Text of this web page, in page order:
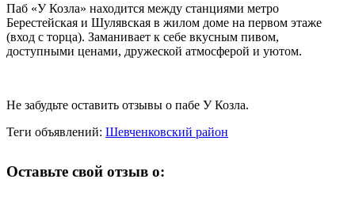
Паб «У Козла» находится между станциями метро
Берестейская и Шулявская в жилом доме на первом этаже
(вход с торца). Заманивает к себе вкусным пивом,
доступными ценами, дружеской атмосферой и уютом.
Не забудьте оставить отзывы о пабе У Козла.
Теги объявлений: Шевченковский район
Оставьте свой отзыв о: